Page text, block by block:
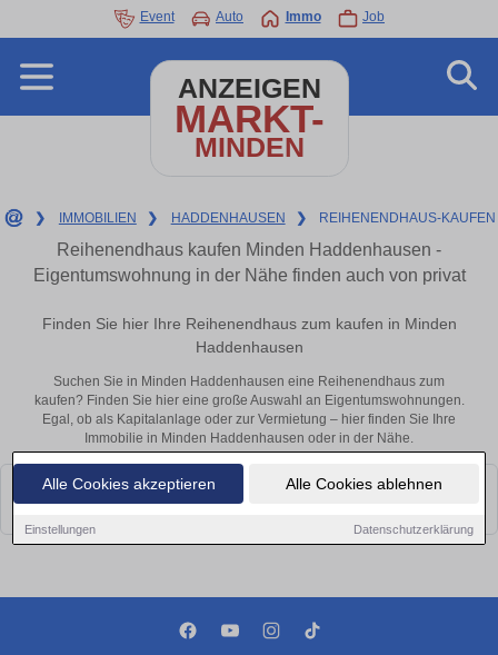
Alle Cookies akzeptieren Alle Cookies ablehnen
Einstellungen Datenschutzerklärung
Event Auto Immo Job
ANZEIGEN
MARKT-
MINDEN
❯ IMMOBILIEN ❯ HADDENHAUSEN ❯ REIHENENDHAUS-KAUFEN
Reihenendhaus kaufen Minden Haddenhausen -
Eigentumswohnung in der Nähe finden auch von privat
Finden Sie hier Ihre Reihenendhaus zum kaufen in Minden
Haddenhausen
Suchen Sie in Minden Haddenhausen eine Reihenendhaus zum
kaufen? Finden Sie hier eine große Auswahl an Eigentumswohnungen.
Egal, ob als Kapitalanlage oder zur Vermietung – hier finden Sie Ihre
Immobilie in Minden Haddenhausen oder in der Nähe.
Leider konnten wir derzeit keine passenden Objekte finden. Schauen Sie
bald wieder vorbei!